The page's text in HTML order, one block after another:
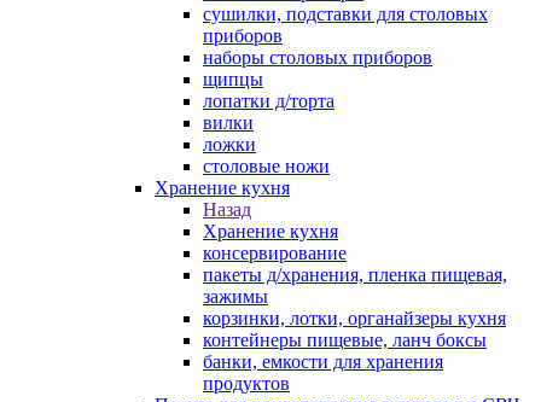
сушилки, подставки для столовых
приборов
наборы столовых приборов
щипцы
лопатки д/торта
вилки
ложки
столовые ножи
Хранение кухня
Назад
Хранение кухня
консервирование
пакеты д/хранения, пленка пищевая,
зажимы
корзинки, лотки, органайзеры кухня
контейнеры пищевые, ланч боксы
банки, емкости для хранения
продуктов